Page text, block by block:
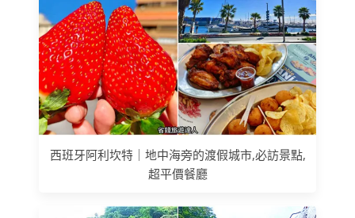
西班牙阿利坎特｜地中海旁的渡假城市,必訪景點,
超平價餐廳